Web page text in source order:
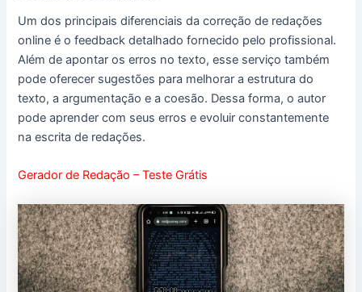
Um dos principais diferenciais da correção de redações
online é o feedback detalhado fornecido pelo profissional.
Além de apontar os erros no texto, esse serviço também
pode oferecer sugestões para melhorar a estrutura do
texto, a argumentação e a coesão. Dessa forma, o autor
pode aprender com seus erros e evoluir constantemente
na escrita de redações.
Gerador de Redação – Teste Grátis